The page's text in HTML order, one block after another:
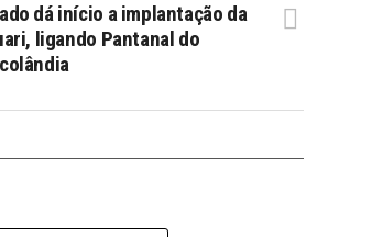
dá início a implantação da
ligando Pantanal do